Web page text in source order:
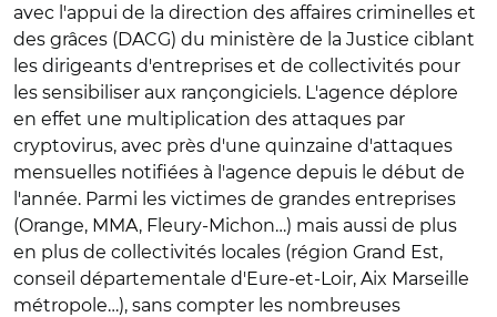
avec l'appui de la direction des affaires criminelles et
des grâces (DACG) du ministère de la Justice ciblant
les dirigeants d'entreprises et de collectivités pour
les sensibiliser aux rançongiciels. L'agence déplore
en effet une multiplication des attaques par
cryptovirus, avec près d'une quinzaine d'attaques
mensuelles notifiées à l'agence depuis le début de
l'année. Parmi les victimes de grandes entreprises
(Orange, MMA, Fleury-Michon…) mais aussi de plus
en plus de collectivités locales (région Grand Est,
conseil départementale d'Eure-et-Loir, Aix Marseille
métropole…), sans compter les nombreuses